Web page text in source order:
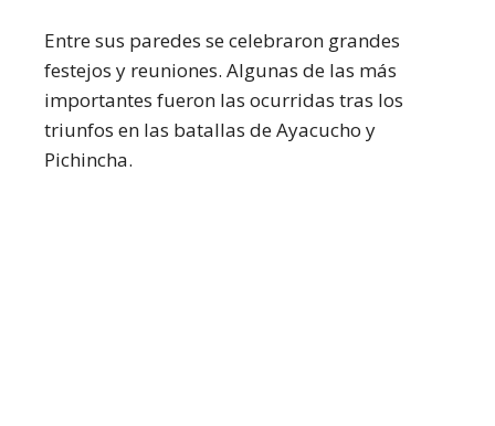
Entre sus paredes se celebraron grandes
festejos y reuniones. Algunas de las más
importantes fueron las ocurridas tras los
triunfos en las batallas de Ayacucho y
Pichincha.